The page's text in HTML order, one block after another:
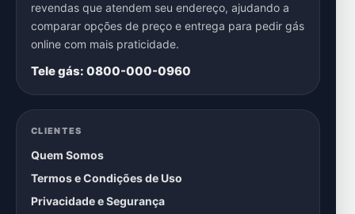
revendas que atendem seu endereço, ajudando a
comparar opções de preço e entrega para pedir gás
online com mais praticidade.
Tele gás: 0800-000-0960
CLIENTES
Quem Somos
Termos e Condições de Uso
Privacidade e Segurança